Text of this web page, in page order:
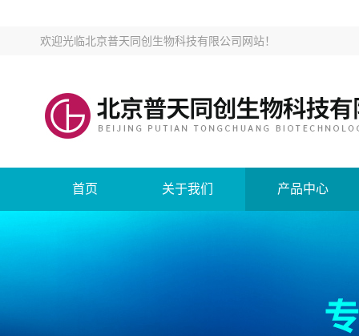
欢迎光临北京普天同创生物科技有限公司网站！
首页 关于我们 产品中心